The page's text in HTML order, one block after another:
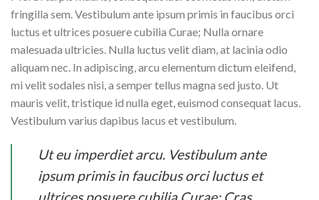
fringilla sem. Vestibulum ante ipsum primis in faucibus orci
luctus et ultrices posuere cubilia Curae; Nulla ornare
malesuada ultricies. Nulla luctus velit diam, at lacinia odio
aliquam nec. In adipiscing, arcu elementum dictum eleifend,
mi velit sodales nisi, a semper tellus magna sed justo. Ut
mauris velit, tristique id nulla eget, euismod consequat lacus.
Vestibulum varius dapibus lacus et vestibulum.
Ut eu imperdiet arcu. Vestibulum ante
ipsum primis in faucibus orci luctus et